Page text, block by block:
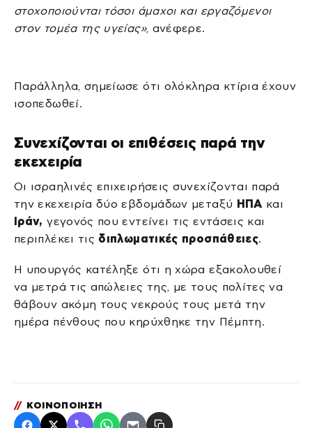
στοχοποιούνται τόσοι άμαχοι και εργαζόμενοι
στον τομέα της υγείας», ανέφερε.
Παράλληλα, σημείωσε ότι ολόκληρα κτίρια έχουν
ισοπεδωθεί.
Συνεχίζονται οι επιθέσεις παρά την
εκεχειρία
Οι ισραηλινές επιχειρήσεις συνεχίζονται παρά
την εκεχειρία δύο εβδομάδων μεταξύ ΗΠΑ και
Ιράν, γεγονός που εντείνει τις εντάσεις και
περιπλέκει τις διπλωματικές προσπάθειες.
Η υπουργός κατέληξε ότι η χώρα εξακολουθεί
να μετρά τις απώλειες της, με τους πολίτες να
θάβουν ακόμη τους νεκρούς τους μετά την
ημέρα πένθους που κηρύχθηκε την Πέμπτη.
// ΚΟΙΝΟΠΟΙΗΣΗ